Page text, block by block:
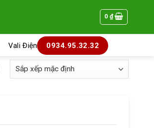
0 ₫
Vali Điện 0934.95.32.32